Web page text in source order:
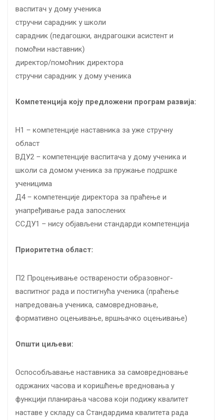
васпитач у дому ученика
стручни сарадник у школи
сарадник (педагошки, андрагошки асистент и
помоћни наставник)
директор/помоћник директора
стручни сарадник у дому ученика
Компетенција коју предложени програм развија:
Н1 – компетенције наставника за уже стручну
област
ВДУ2 – компетенције васпитача у дому ученика и
школи са домом ученика за пружање подршке
ученицима
Д4 – компетенције директора за праћење и
унапређивање рада запослених
ССДУ1 – нису објављени стандарди компетенција
Приоритетна област:
П2 Процењивање остварености образовног-
васпитног рада и постигнућа ученика (праћење
напредовања ученика, самовредновање,
формативно оцењивање, вршњачко оцењивање)
Општи циљеви:
Оспособљавање наставника за самовредновање
одржаних часова и коришћење вредновања у
функцији планирања часова који подижу квалитет
наставе у складу са Стандардима квалитета рада